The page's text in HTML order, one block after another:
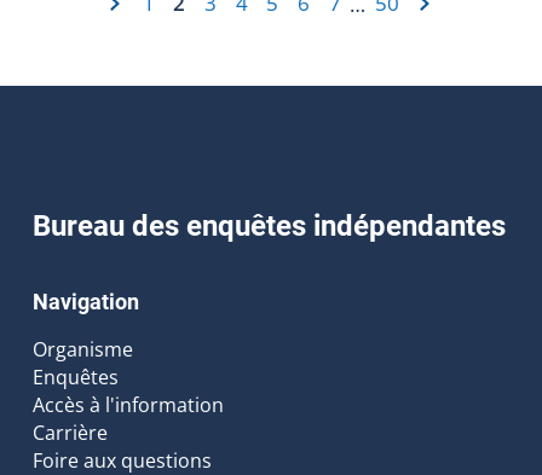
Bureau des enquêtes indépendantes
Navigation
Organisme
Enquêtes
Accès à l'information
Carrière
Foire aux questions